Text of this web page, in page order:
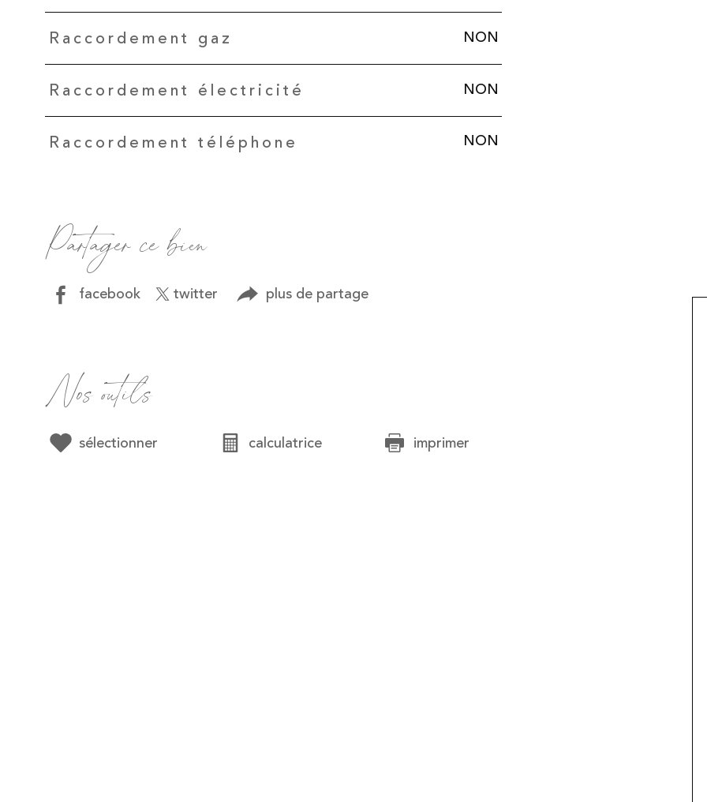
Raccordement gaz NON
Raccordement électricité NON
Raccordement téléphone NON
Partager ce bien
facebook twitter plus de partage
Nos outils
sélectionner calculatrice imprimer